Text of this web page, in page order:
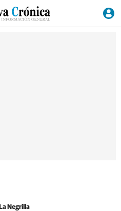
La Negrilla